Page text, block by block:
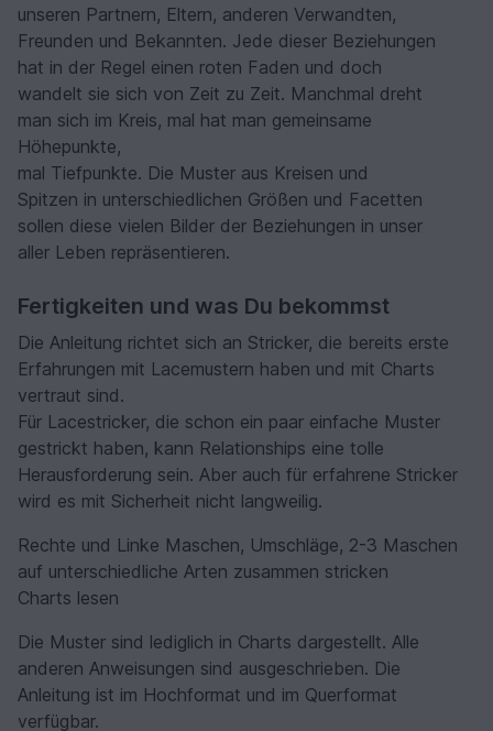
unseren Partnern, Eltern, anderen Verwandten,
Freunden und Bekannten. Jede dieser Beziehungen
hat in der Regel einen roten Faden und doch
wandelt sie sich von Zeit zu Zeit. Manchmal dreht
man sich im Kreis, mal hat man gemeinsame
Höhepunkte,
mal Tiefpunkte. Die Muster aus Kreisen und
Spitzen in unterschiedlichen Größen und Facetten
sollen diese vielen Bilder der Beziehungen in unser
aller Leben repräsentieren.
Fertigkeiten und was Du bekommst
Die Anleitung richtet sich an Stricker, die bereits erste
Erfahrungen mit Lacemustern haben und mit Charts
vertraut sind.
Für Lacestricker, die schon ein paar einfache Muster
gestrickt haben, kann Relationships eine tolle
Herausforderung sein. Aber auch für erfahrene Stricker
wird es mit Sicherheit nicht langweilig.
Rechte und Linke Maschen, Umschläge, 2-3 Maschen
auf unterschiedliche Arten zusammen stricken
Charts lesen
Die Muster sind lediglich in Charts dargestellt. Alle
anderen Anweisungen sind ausgeschrieben. Die
Anleitung ist im Hochformat und im Querformat
verfügbar.